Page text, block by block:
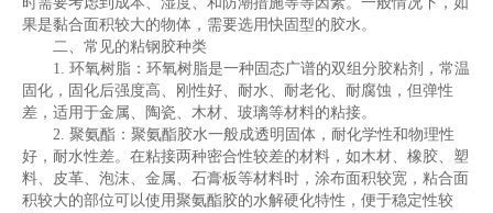
果是黏合面积较大的物体，需要选用快固型的胶水。
二、常见的粘钢胶种类
1. 环氧树脂：环氧树脂是一种固态广谱的双组分胶粘剂，常温
固化，固化后强度高、刚性好、耐水、耐老化、耐腐蚀，但弹性
差，适用于金属、陶瓷、木材、玻璃等材料的粘接。
2. 聚氨酯：聚氨酯胶水一般成透明固体，耐化学性和物理性
好，耐水性差。在粘接两种密合性较差的材料，如木材、橡胶、塑
料、皮革、泡沫、金属、石膏板等材料时，涂布面积较宽，粘合面
积较大的部位可以使用聚氨酯胶的水解硬化特性，便于稳定性较